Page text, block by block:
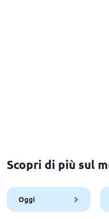
Scopri di più sul
Oggi